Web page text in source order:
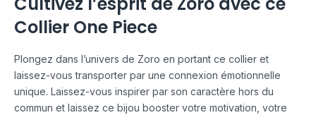
Collier One Piece
Plongez dans l’univers de Zoro en portant ce collier et
laissez-vous transporter par une connexion émotionnelle
unique. Laissez-vous inspirer par son caractère hors du
commun et laissez ce bijou booster votre motivation, votre